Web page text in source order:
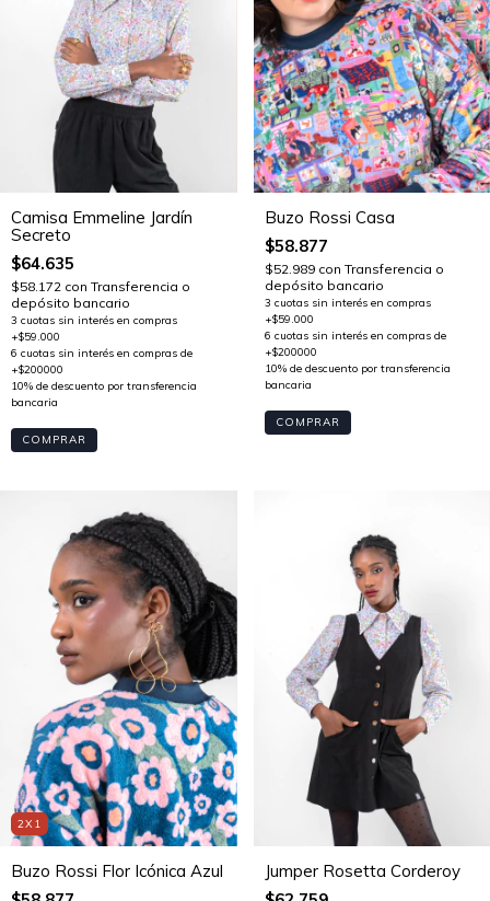
Camisa Emmeline Jardín
Secreto
$64.635
$58.172 con Transferencia o
depósito bancario
COMPRAR
Buzo Rossi Casa
$58.877
$52.989 con Transferencia o
depósito bancario
COMPRAR
2X1
Buzo Rossi Flor Icónica Azul
Jumper Rosetta Corderoy